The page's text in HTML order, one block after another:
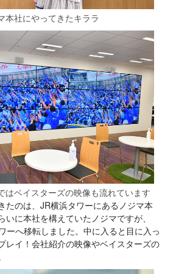
本社にやってきたキララ
はベイスターズの映像も流れています
たのは、JR横浜タワーにあるノジマ本
に本社を構えていたノジマですが、
ーへ移転しました。中に入ると目に入っ
レイ！会社紹介の映像やベイスターズの